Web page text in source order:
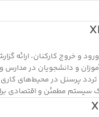
و خروج کارکنان، ارائه
و دانشجویان در مدارس
پرسنل در محیط‌های کاری
سیستم مطمئن و اقتصادی